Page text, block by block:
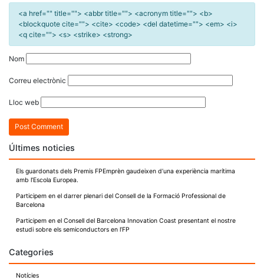
<a href="" title=""> <abbr title=""> <acronym title=""> <b>
<blockquote cite=""> <cite> <code> <del datetime=""> <em> <i>
<q cite=""> <s> <strike> <strong>
Nom
Correu electrònic
Lloc web
Últimes noticies
Els guardonats dels Premis FPEmprèn gaudeixen d’una experiència marítima
amb l’Escola Europea.
Participem en el darrer plenari del Consell de la Formació Professional de
Barcelona
Participem en el Consell del Barcelona Innovation Coast presentant el nostre
estudi sobre els semiconductors en l’FP
Categories
Notícies